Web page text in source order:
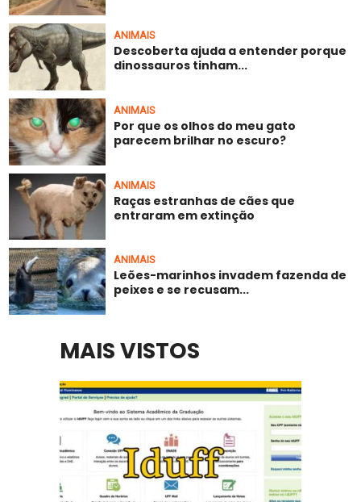
ANIMAIS
Descoberta ajuda a entender porque
dinossauros tinham...
ANIMAIS
Por que os olhos do meu gato
parecem brilhar no escuro?
ANIMAIS
Raças estranhas de cães que
entraram em extinção
ANIMAIS
Leões-marinhos invadem fazenda de
peixes e se recusam...
MAIS VISTOS